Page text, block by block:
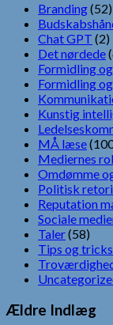
Branding(52)
Chat GPT (2)
Det nørdede
Formidling
Formidling
Kunstig
MÅ læse
Mediernes
Omdømme
Politisk
Reputation
Sociale
Taler(58)
Tips og
Ældre Indlæg